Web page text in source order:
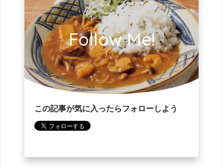
Follow Me!
この記事が気に入ったらフォローしよう